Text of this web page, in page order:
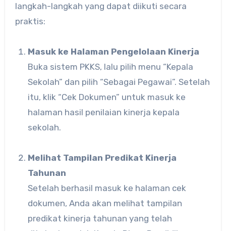
langkah-langkah yang dapat diikuti secara
praktis:
Masuk ke Halaman Pengelolaan Kinerja
Buka sistem PKKS, lalu pilih menu “Kepala
Sekolah” dan pilih “Sebagai Pegawai”. Setelah
itu, klik “Cek Dokumen” untuk masuk ke
halaman hasil penilaian kinerja kepala
sekolah.
Melihat Tampilan Predikat Kinerja
Tahunan
Setelah berhasil masuk ke halaman cek
dokumen, Anda akan melihat tampilan
predikat kinerja tahunan yang telah